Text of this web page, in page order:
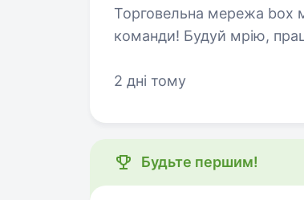
Торговельна мережа box
команди! Будуй мрію,
графік…
2 дні тому
Будьте першим!